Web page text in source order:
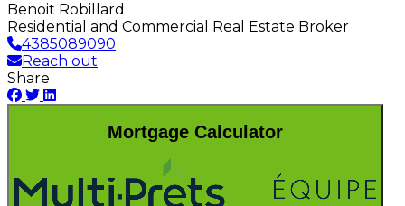
Benoit Robillard
Residential and Commercial Real Estate Broker
4385089090
Reach out
Share
Mortgage Calculator